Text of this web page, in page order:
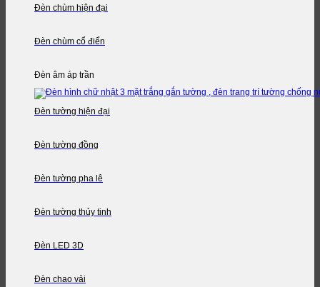
Đèn chùm hiện đại
Đèn chùm cổ điển
Đèn âm áp trần
Đèn tường hiện đại
Đèn tường đồng
Đèn tường pha lê
Đèn tường thủy tinh
Đèn LED 3D
Đèn chao vải